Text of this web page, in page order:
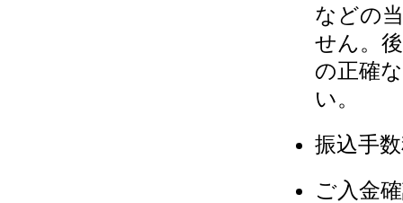
などの
せん。
の正確
い。
振込手
ご入金